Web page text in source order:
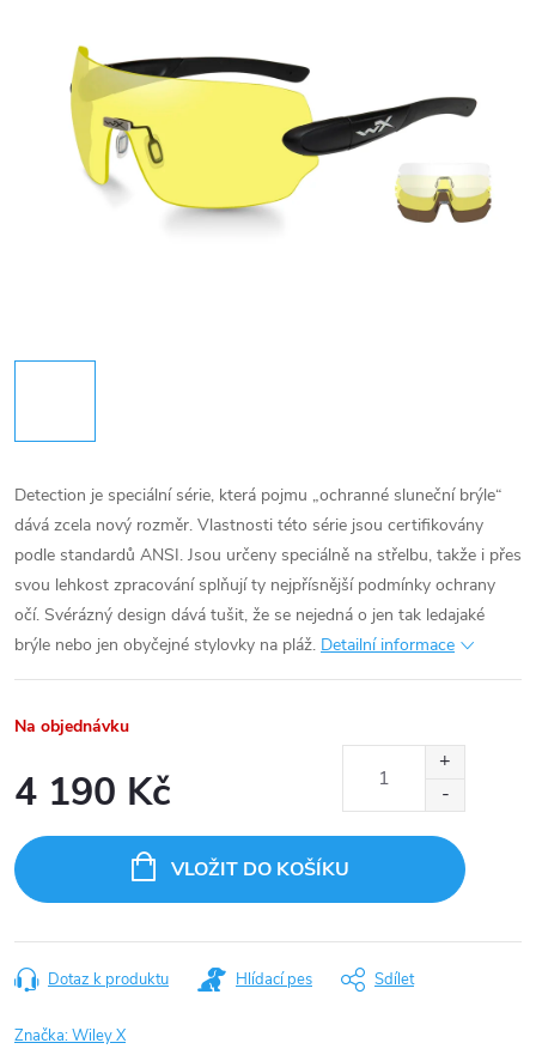
Detection je speciální série, která pojmu „ochranné sluneční brýle“
dává zcela nový rozměr. Vlastnosti této série jsou certifikovány
podle standardů ANSI. Jsou určeny speciálně na střelbu, takže i přes
svou lehkost zpracování splňují ty nejpřísnější podmínky ochrany
očí. Svérázný design dává tušit, že se nejedná o jen tak ledajaké
brýle nebo jen obyčejné stylovky na pláž. Detailní informace
Na objednávku
4 190 Kč
cena:
VLOŽIT DO KOŠÍKU
Dotaz k produktu Hlídací pes Sdílet
Značka:Wiley X